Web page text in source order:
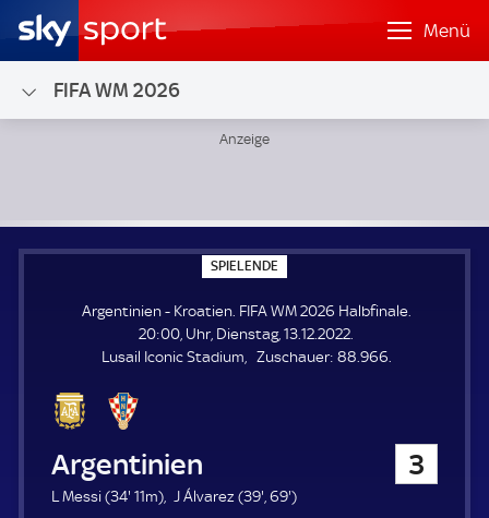
Menü
FIFA WM 2026
SPIELENDE
P
E
L
E
N
Argentinien - Kroatien. FIFA WM 2026 Halbfinale.
20:00, Uhr, Dienstag, 13.12.2022.
Lusail Iconic Stadium
Zuschauer: Z
88.966.
Argentinien 3
L Messi (34'311m) J Álvarez (39' 3
,69'6
)